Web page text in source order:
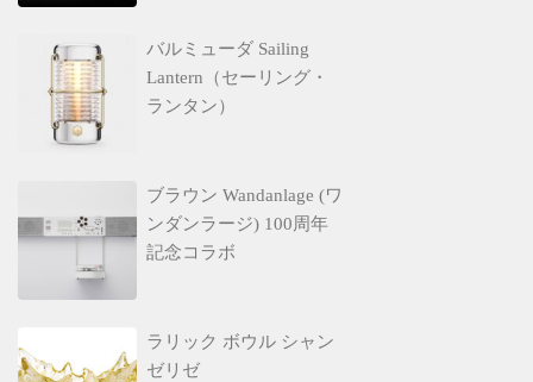
バルミューダ Sailing
Lantern（セーリング・
ランタン）
ブラウン Wandanlage (ワ
ンダンラージ) 100周年
記念コラボ
ラリック ボウル シャン
ゼリゼ